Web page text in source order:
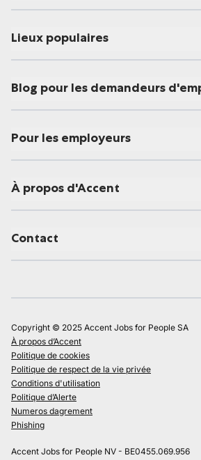
Lieux populaires
Blog pour les demandeurs
Pour les employeurs
À propos d'Accent
Contact
Copyright © 2025 Accent Jobs for People SA
À propos d’Accent
Politique de cookies
Politique de respect de la vie privée
Conditions d'utilisation
Politique d’Alerte
Numeros dagrement
Phishing
Accent Jobs for People NV - BE0455.069.956